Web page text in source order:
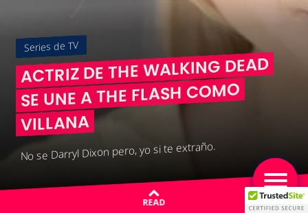
Series de TV
ACTRIZ DE THE WALKING DEAD
SE UNE A THE FLASH COMO
VILLANA
No se Darryl Dixon pero, yo si te extraño.
READ